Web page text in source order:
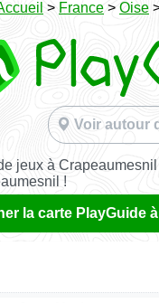
> France > Oise
Voir autour
jeux à
!
la carte PlayGuide